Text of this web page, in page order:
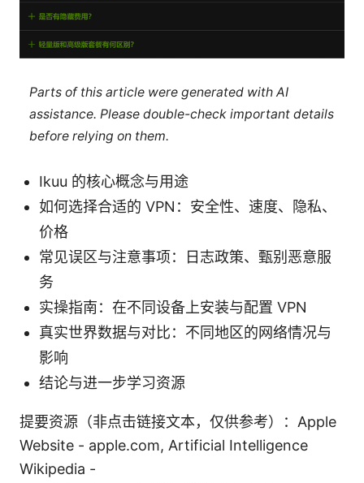
Parts of this article were generated with AI
assistance. Please double-check important details
before relying on them.
Ikuu 的核心概念与用途
如何选择合适的 VPN：安全性、速度、隐私、
价格
常见误区与注意事项：日志政策、甄别恶意服
务
实操指南：在不同设备上安装与配置 VPN
真实世界数据与对比：不同地区的网络情况与
影响
结论与进一步学习资源
提要资源（非点击链接文本，仅供参考）：Apple
Website - apple.com, Artificial Intelligence
Wikipedia -